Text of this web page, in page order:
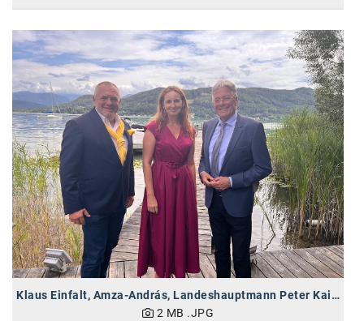
Klaus Einfalt, Amza-András, Landeshauptmann Peter Kaiser (vlnr)
2 MB .JPG